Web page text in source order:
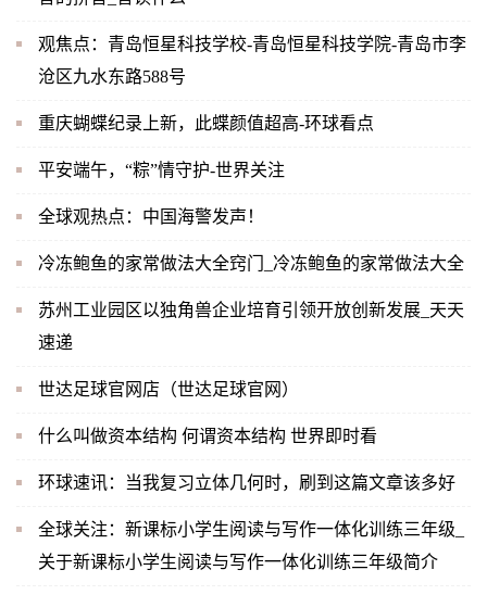
观焦点：青岛恒星科技学校-青岛恒星科技学院-青岛市李
沧区九水东路588号
重庆蝴蝶纪录上新，此蝶颜值超高-环球看点
平安端午，“粽”情守护-世界关注
全球观热点：中国海警发声！
冷冻鲍鱼的家常做法大全窍门_冷冻鲍鱼的家常做法大全
苏州工业园区以独角兽企业培育引领开放创新发展_天天
速递
世达足球官网店（世达足球官网）
什么叫做资本结构 何谓资本结构 世界即时看
环球速讯：当我复习立体几何时，刷到这篇文章该多好
全球关注：新课标小学生阅读与写作一体化训练三年级_
关于新课标小学生阅读与写作一体化训练三年级简介